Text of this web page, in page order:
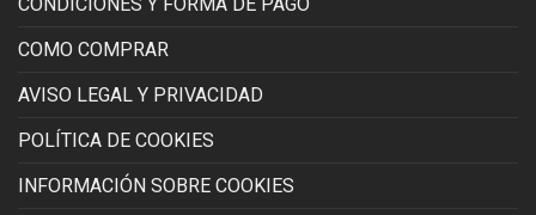
COMO COMPRAR
AVISO LEGAL Y PRIVACIDAD
POLÍTICA DE COOKIES
INFORMACIÓN SOBRE COOKIES